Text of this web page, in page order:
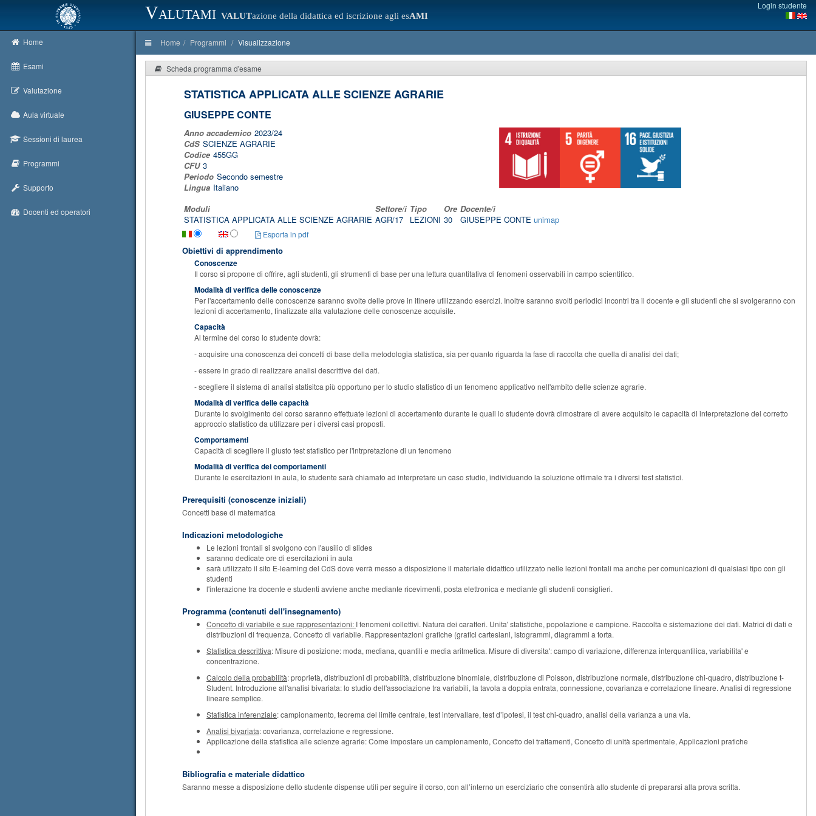
Valutami VALUTazione della didattica ed iscrizione agli esAMI
Login studente
Home
Esami
Valutazione
Aula virtuale
Sessioni di laurea
Programmi
Supporto
Docenti ed operatori
Home Programmi Visualizzazione
Scheda programma d'esame
STATISTICA APPLICATA ALLE SCIENZE AGRARIE
GIUSEPPE CONTE
Anno accademico 2023/24
CdS SCIENZE AGRARIE
Codice 455GG
CFU 3
Periodo Secondo semestre
Lingua Italiano
Moduli
Settore/i Tipo Ore Docente/i
STATISTICA APPLICATA ALLE SCIENZE AGRARIE AGR/17 LEZIONI 30 GIUSEPPE CONTE unimap
Esporta in pdf
Obiettivi di apprendimento
Conoscenze
Il corso si propone di offrire, agli studenti, gli strumenti di base per una lettura quantitativa di fenomeni osservabili in campo scientifico.
Modalità di verifica delle conoscenze
Per l'accertamento delle conoscenze saranno svolte delle prove in itinere utilizzando esercizi. Inoltre saranno svolti periodici incontri tra il docente e gli studenti che si svolgeranno con
lezioni di accertamento, finalizzate alla valutazione delle conoscenze acquisite.
Capacità
Al termine del corso lo studente dovrà:
- acquisire una conoscenza dei concetti di base della metodologia statistica, sia per quanto riguarda la fase di raccolta che quella di analisi dei dati;
- essere in grado di realizzare analisi descrittive dei dati.
- scegliere il sistema di analisi statisitca più opportuno per lo studio statistico di un fenomeno applicativo nell'ambito delle scienze agrarie.
Modalità di verifica delle capacità
Durante lo svolgimento del corso saranno effettuate lezioni di accertamento durante le quali lo studente dovrà dimostrare di avere acquisito le capacità di interpretazione del corretto
approccio statistico da utilizzare per i diversi casi proposti.
Comportamenti
Capacità di scegliere il giusto test statistico per l'intrpretazione di un fenomeno
Modalità di verifica dei comportamenti
Durante le esercitazioni in aula, lo studente sarà chiamato ad interpretare un caso studio, individuando la soluzione ottimale tra i diversi test statistici.
Prerequisiti (conoscenze iniziali)
Concetti base di matematica
Indicazioni metodologiche
Le lezioni frontali si svolgono con l'ausilio di slides
saranno dedicate ore di esercitazioni in aula
sarà utilizzato il sito E-learning del CdS dove verrà messo a disposizione il materiale didattico utilizzato nelle lezioni frontali ma anche per comunicazioni di qualsiasi tipo con gli
studenti
l'interazione tra docente e studenti avviene anche mediante ricevimenti, posta elettronica e mediante gli studenti consiglieri.
Programma (contenuti dell'insegnamento)
Concetto di variabile e sue rappresentazioni: I fenomeni collettivi. Natura dei caratteri. Unita' statistiche, popolazione e campione. Raccolta e sistemazione dei dati. Matrici di dati e
distribuzioni di frequenza. Concetto di variabile. Rappresentazioni grafiche (grafici cartesiani, istogrammi, diagrammi a torta.
Statistica descrittiva: Misure di posizione: moda, mediana, quantili e media aritmetica. Misure di diversita': campo di variazione, differenza interquantilica, variabilita' e
concentrazione.
Calcolo della probabilità: proprietà, distribuzioni di probabilità, distribuzione binomiale, distribuzione di Poisson, distribuzione normale, distribuzione chi-quadro, distribuzione t-
Student. Introduzione all'analisi bivariata: lo studio dell'associazione tra variabili, la tavola a doppia entrata, connessione, covarianza e correlazione lineare. Analisi di regressione
lineare semplice.
Statistica inferenziale: campionamento, teorema del limite centrale, test intervallare, test d’ipotesi, il test chi-quadro, analisi della varianza a una via.
Analisi bivariata: covarianza, correlazione e regressione.
Applicazione della statistica alle scienze agrarie: Come impostare un campionamento, Concetto dei trattamenti, Concetto di unità sperimentale, Applicazioni pratiche
Bibliografia e materiale didattico
Saranno messe a disposizione dello studente dispense utili per seguire il corso, con all’interno un eserciziario che consentirà allo studente di prepararsi alla prova scritta.